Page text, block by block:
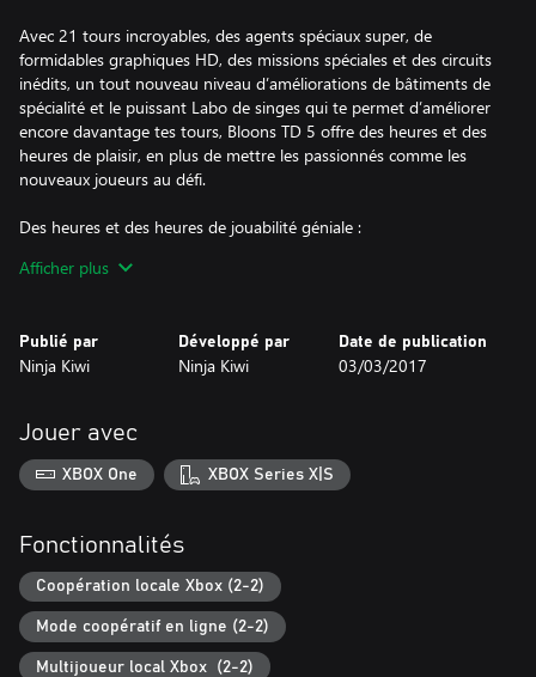
Avec 21 tours incroyables, des agents spéciaux super, de
formidables graphiques HD, des missions spéciales et des circuits
inédits, un tout nouveau niveau d’améliorations de bâtiments de
spécialité et le puissant Labo de singes qui te permet d’améliorer
encore davantage tes tours, Bloons TD 5 offre des heures et des
heures de plaisir, en plus de mettre les passionnés comme les
nouveaux joueurs au défi.
Des heures et des heures de jouabilité géniale :
21 tours puissantes avec aptitudes activées et 2 voies
Plus de 60 circuits
10 missions spéciales
Nouveaux ennemis Bloon – des Bloons camouflés et des Bloons
repoussés plus résistants, ainsi que les terribles Bloons ZOMG
3 différents modes de jeu
Mode jeu libre une fois un circuit maîtrisé
monde puisse jouer
Coop en ligne pour 2 joueurs
Afficher plus
Publié par
Ninja Kiwi
Développé par
Ninja Kiwi
Date de publication
03/03/2017
Jouer avec
XBOX One XBOX Series X|S
Fonctionnalités
Coopération locale Xbox (2-2)
Mode coopératif en ligne (2-2)
Multijoueur local Xbox (2-2)